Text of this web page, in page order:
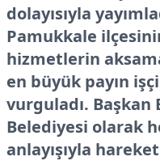
dolayısıyla
Pamukkale
hizmetlerin
en büyük payın
vurguladı.
Belediyesi olarak
anlayışıyla